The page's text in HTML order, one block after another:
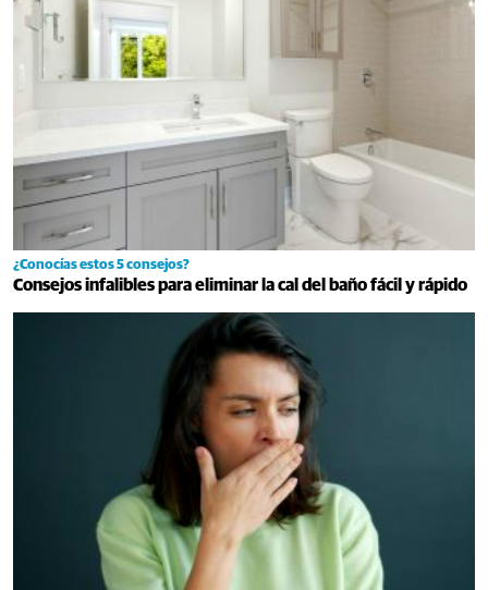
¿Conocías estos 5 consejos?
Consejos infalibles para eliminar la cal del baño fácil y rápido